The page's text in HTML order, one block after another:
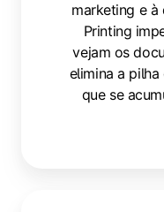
marketing e à
Printing
vejam os
elimina a
que se